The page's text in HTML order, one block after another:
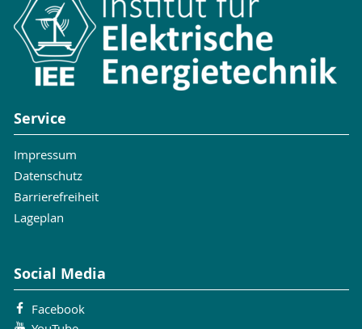
Service
Impressum
Datenschutz
Barrierefreiheit
Lageplan
Social Media
Facebook